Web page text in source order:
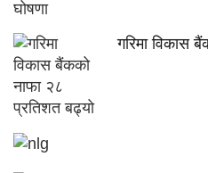
गरिमा विकास